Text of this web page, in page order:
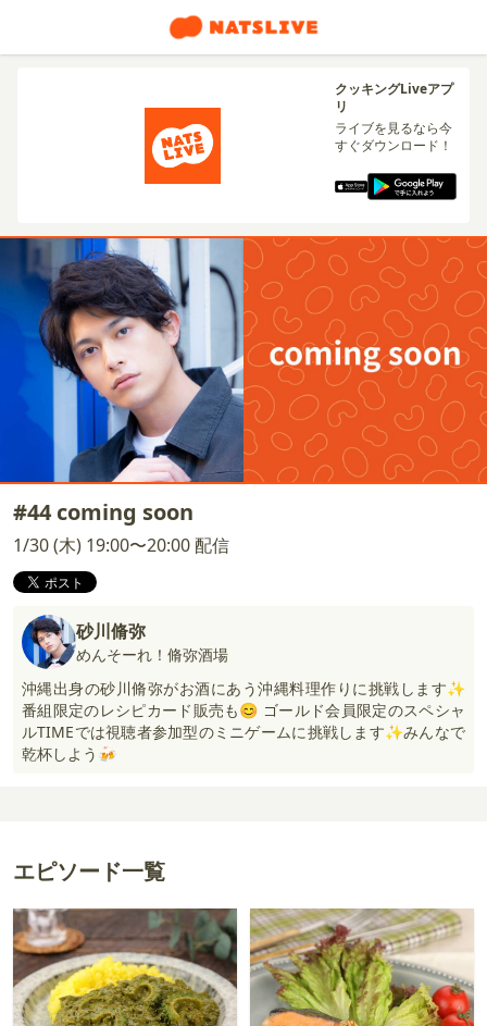
クッキングLiveアプ
リ
ライブを見るなら今
すぐダウンロード！
#44 coming soon
1/30 (木) 19:00〜20:00 配信
砂川脩弥
めんそーれ！脩弥酒場
沖縄出身の砂川脩弥がお酒にあう沖縄料理作りに挑戦します✨
番組限定のレシピカード販売も😊 ゴールド会員限定のスペシャ
ルTIMEでは視聴者参加型のミニゲームに挑戦します✨みんなで
乾杯しよう🍻
エピソード一覧